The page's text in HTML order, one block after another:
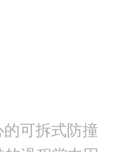
可拆式防撞